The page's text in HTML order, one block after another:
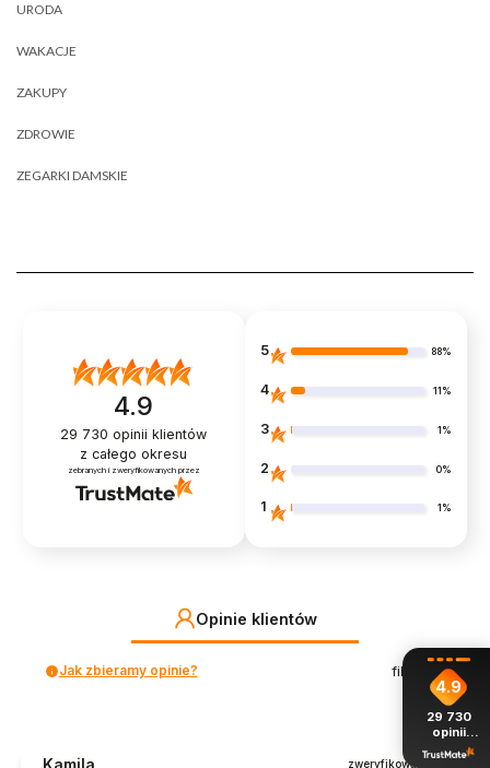
URODA
WAKACJE
ZAKUPY
ZDROWIE
ZEGARKI DAMSKIE
4.9
29 730 opinii klientów
z całego okresu
zebranych i zweryfikowanych przez
5 88%
4 11%
3 1%
2 0%
1 1%
Opinie klientów
filtry
Jak zbieramy opinie?
zweryfikowano
4.9
29 730
opinii
z całego
okresu